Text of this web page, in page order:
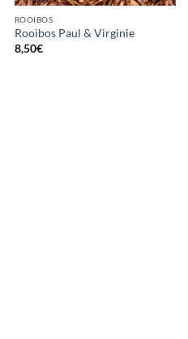
ROOIBOS
Rooibos Paul & Virginie
8,50€